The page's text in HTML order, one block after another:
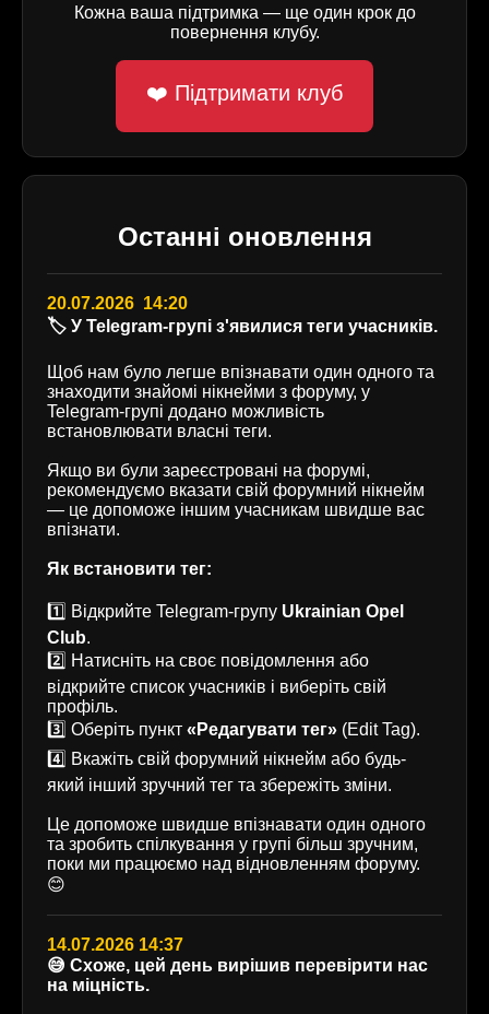
Кожна ваша підтримка — ще один крок до
повернення клубу.
❤️ Підтримати клуб
Останні оновлення
20.07.2026 14:20
🏷️ У Telegram-групі з'явилися теги учасників.
Щоб нам було легше впізнавати один одного та
знаходити знайомі нікнейми з форуму, у
Telegram-групі додано можливість
встановлювати власні теги.
Якщо ви були зареєстровані на форумі,
рекомендуємо вказати свій форумний нікнейм
— це допоможе іншим учасникам швидше вас
впізнати.
Як встановити тег:
1️⃣ Відкрийте Telegram-групу Ukrainian Opel
Club.
2️⃣ Натисніть на своє повідомлення або
відкрийте список учасників і виберіть свій
профіль.
3️⃣ Оберіть пункт «Редагувати тег» (Edit Tag).
4️⃣ Вкажіть свій форумний нікнейм або будь-
який інший зручний тег та збережіть зміни.
Це допоможе швидше впізнавати один одного
та зробить спілкування у групі більш зручним,
поки ми працюємо над відновленням форуму.
😊
14.07.2026 14:37
😅 Схоже, цей день вирішив перевірити нас
на міцність.